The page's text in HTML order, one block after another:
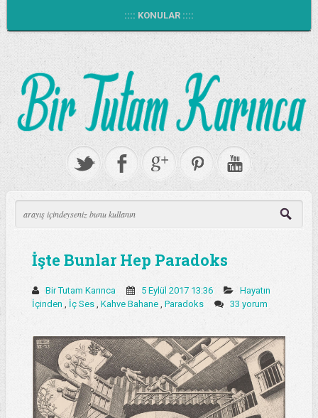
:::: KONULAR ::::
İşte Bunlar Hep Paradoks
Bir Tutam Karınca 5 Eylül 2017 13:36
Hayatın
İçinden
İç Ses Kahve Bahane Paradoks 33 yorum